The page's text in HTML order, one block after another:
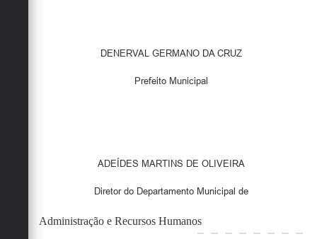
DENERVAL GERMANO DA CRUZ
Prefeito Municipal
ADEÍDES MARTINS DE OLIVEIRA
Diretor do Departamento Municipal de
Administração e Recursos Humanos